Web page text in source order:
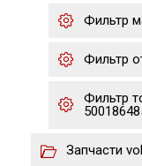
Фильтр
Фильтр
Фильтр
Запчасти